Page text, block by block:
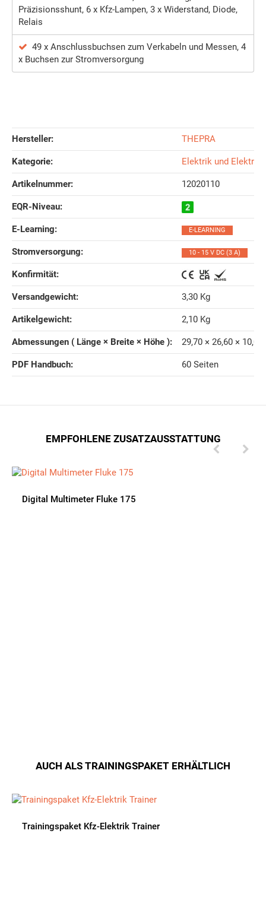
Präzisionsshunt, 6 x Kfz-Lampen, 3 x Widerstand, Diode,
Relais
49 x Anschlussbuchsen zum Verkabeln und Messen, 4
x Buchsen zur Stromversorgung
Hersteller: THEPRA
Kategorie: Elektrik und
Artikelnummer: 12020110
EQR-Niveau‍:
E-Learning‍: E-LEARNING
Stromversorgung‍: 10 - 15 V DC (3 A)
Konfirmität‍:
Versandgewicht‍: 3,30 Kg
Artikelgewicht‍: 2,10 Kg
Abmessungen ( Länge × Breite × Höhe )‍: 29,70 × 26,60 ×
PDF Handbuch‍: 60 Seiten
EMPFOHLENE ZUSATZAUSSTATTUNG
Digital Multimeter Fluke 175
AUCH ALS TRAININGSPAKET ERHÄLTLICH
Trainingspaket Kfz-Elektrik Trainer